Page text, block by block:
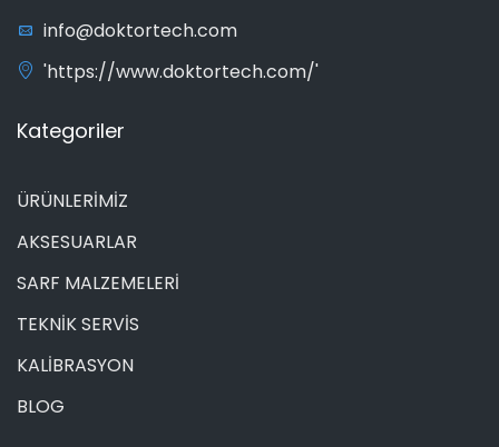
info@doktortech.com
'https://www.doktortech.com/'
Kategoriler
ÜRÜNLERİMİZ
AKSESUARLAR
SARF MALZEMELERİ
TEKNİK SERVİS
KALİBRASYON
BLOG